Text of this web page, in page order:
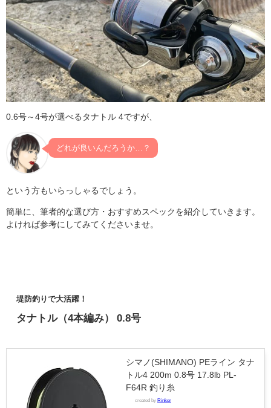
0.6号～4号が選べるタナトル 4ですが、
どれが良いんだろうか…？
という方もいらっしゃるでしょう。
簡単に、筆者的な選び方・おすすめスペックを紹介していきます。
よければ参考にしてみてくださいませ。
堤防釣りで大活躍！
タナトル（4本編み） 0.8号
シマノ(SHIMANO) PEライン タナ
トル4 200m 0.8号 17.8lb PL-
F64R 釣り糸
created by Rinker